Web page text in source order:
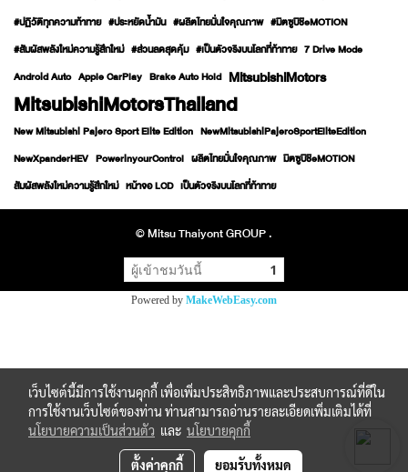
#ปฏิวัติทุกความท้าทาย #ประหยัดน้ำมัน #ผลิตไทยมั่นใจคุณภาพ #มิตซูบิชิeMOTION
#สัมผัสพลังใหม่ความรู้สึกใหม่ #ส่วนลดสุดคุ้ม #เป็นตัวจริงบนโลกที่ท้าทาย 7 Drive Mode
Android Auto Apple CarPlay Brake Auto Hold MitsubishiMotors
MitsubishiMotorsThailand
New Mitsubishi Pajero Sport Elite Edition NewMitsubishiPajeroSportEliteEdition
NewXpanderHEV PowerinyourControl ผลิตไทยมั่นใจคุณภาพ มิตซูบิชิeMOTION
สัมผัสพลังใหม่ความรู้สึกใหม่ หน้าจอ LCD เป็นตัวจริงบนโลกที่ท้าทาย
© Mitsu Thaiyont GROUP .
ผู้เข้าชมวันนี้ 1
Powered by MakeWebEasy.com
เว็บไซต์นี้มีการใช้งานคุกกี้ เพื่อเพิ่มประสิทธิภาพและประสบการณ์ที่ดีใน
การใช้งานเว็บไซต์ของท่าน ท่านสามารถอ่านรายละเอียดเพิ่มเติมได้ที่
นโยบายความเป็นส่วนตัว และ นโยบายคุกกี้
ตั้งค่าคุกกี้ ยอมรับทั้งหมด